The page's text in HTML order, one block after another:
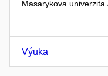
Masarykova
Výuka